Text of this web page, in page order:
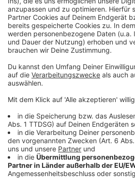
Musik von ihr freuen. Bis dahin gilt
"Time" gerne rauf und runter und
Rina zu unterstützen! Ihr könnt sie
auf Hochzeiten oder Partys
dafür einfach bei ihr!
Anzeige
Anzeige
Ihre Single "Time" auf
Ihre Single "Time" auf Apple